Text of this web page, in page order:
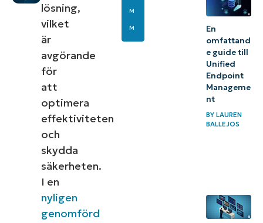
lösning,
vilket
är
avgörande
för
att
optimera
effektiviteten
och
skydda
säkerheten.
I en
nyligen
genomförd
M
M
En
omfattand
e guide till
Unified
Endpoint
Manageme
nt
BYLAUREN
BALLEJOS